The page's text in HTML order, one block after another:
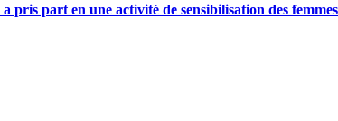
pris part en une activité de sensibilisation des